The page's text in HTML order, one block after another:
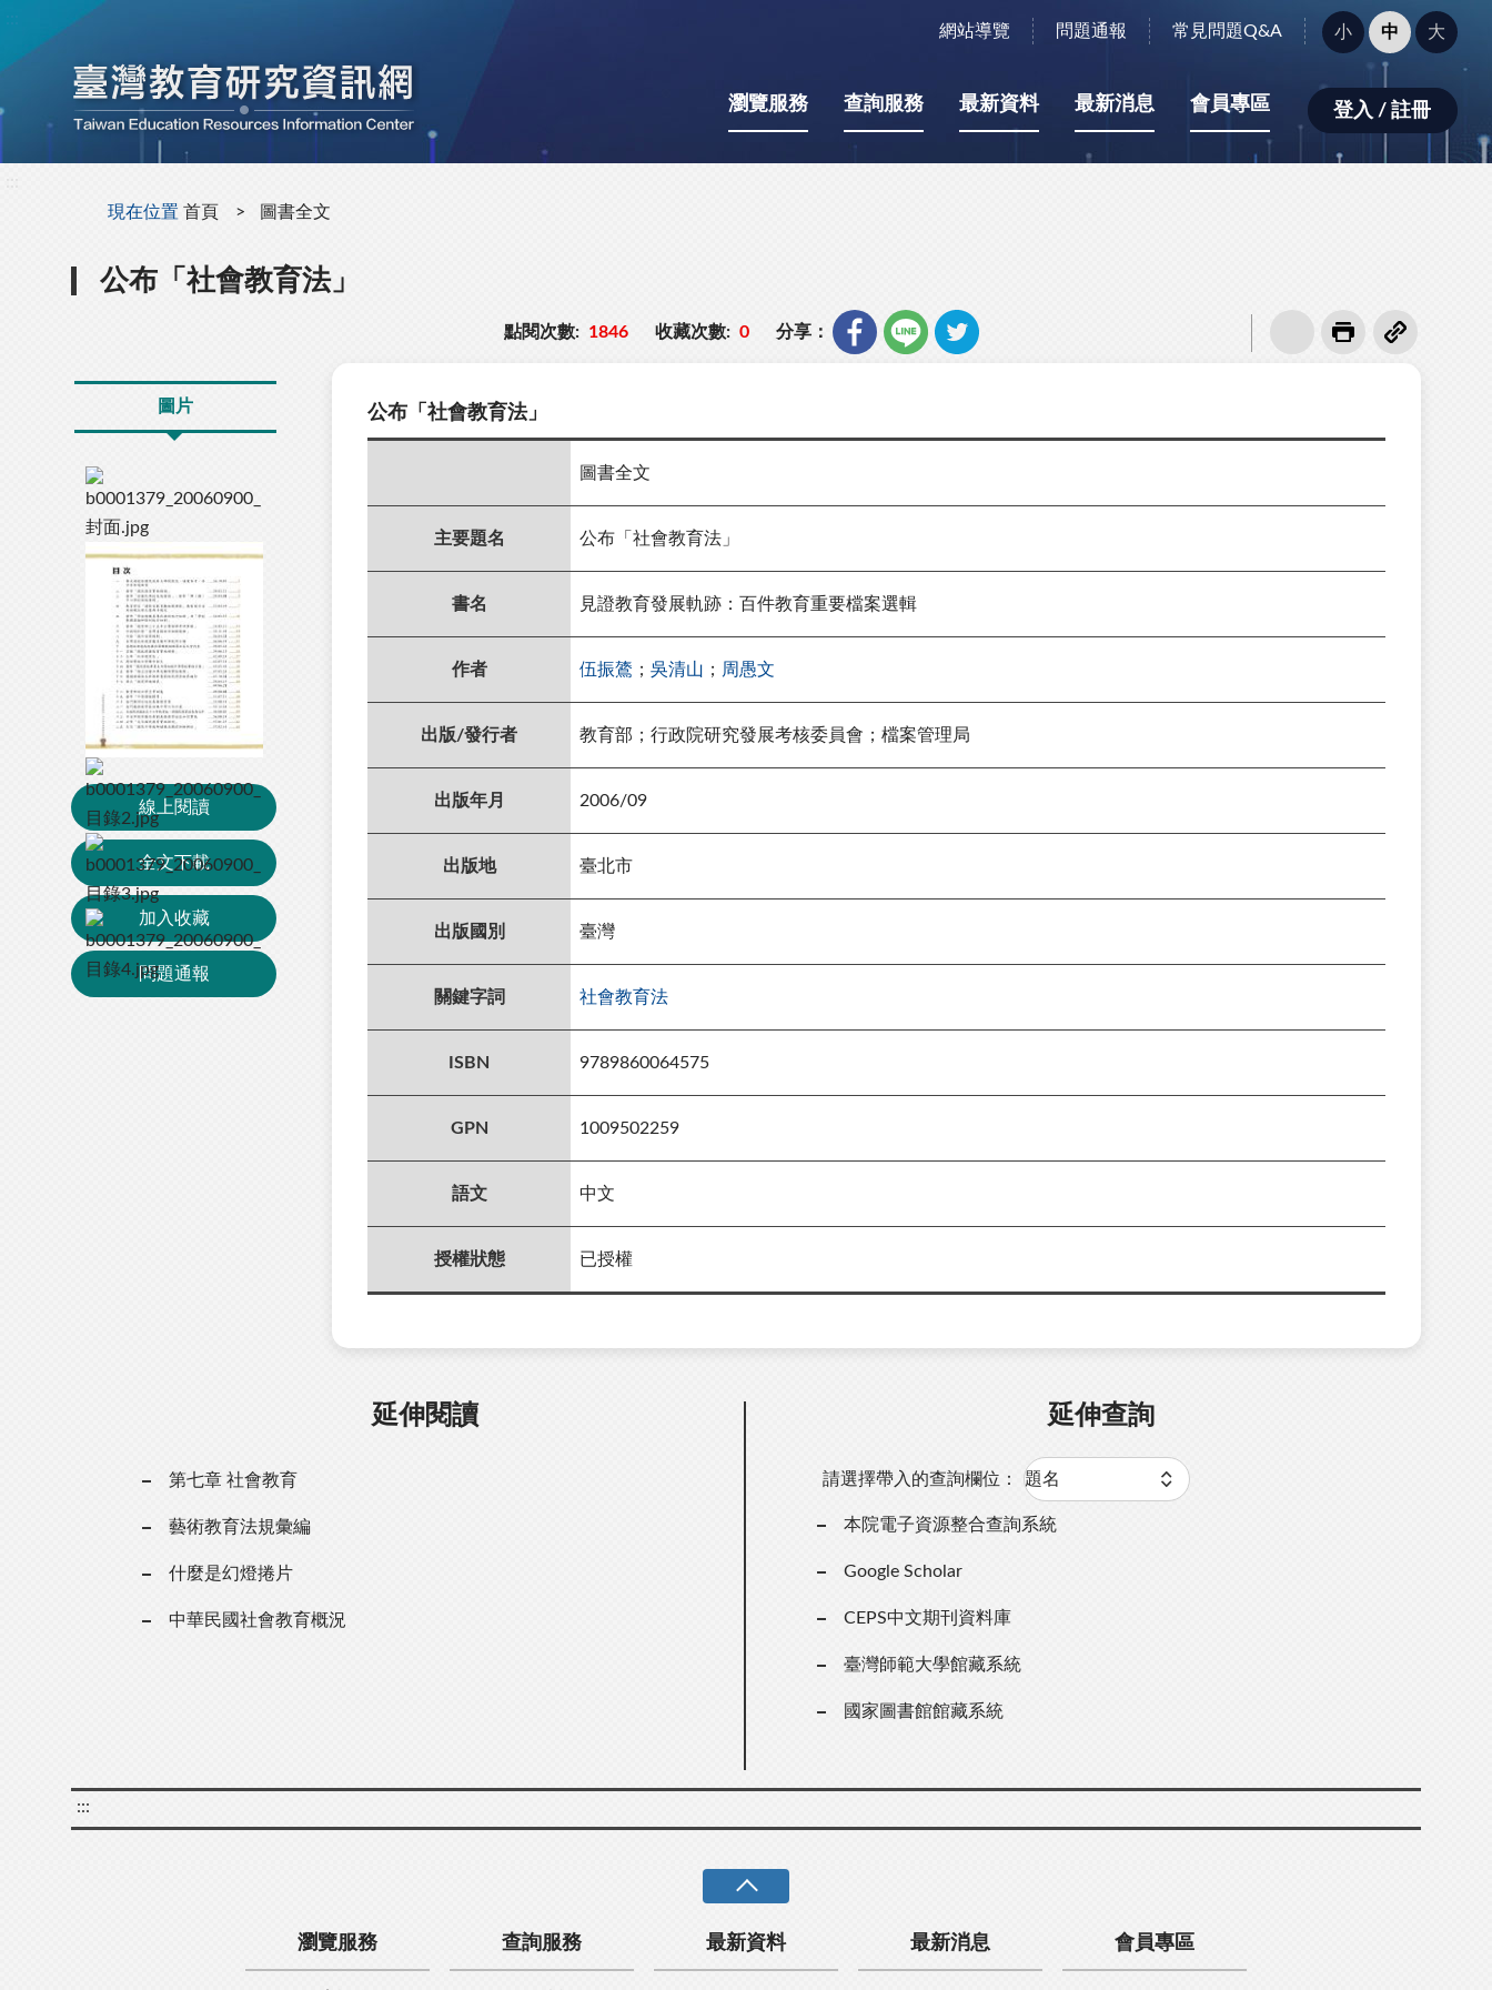
網站導覽 問題通報 常見問題Q&A
字
型
小：
小 中 大
瀏覽服務 查詢服務 最新資料 最新消息 會員專區 登入 / 註冊
現在位置 首頁 圖書全文
公布「社會教育法」
點閱次數: 1846 收藏次數: 0 分享：
圖片
線上閱讀
全文下載
加入收藏
問題通報
公布「社會教育法」
圖書全文
主要題名 公布「社會教育法」
書名 見證教育發展軌跡：百件教育重要檔案選輯
作者 伍振鷟 ； 吳清山 ； 周愚文
出版/發行者 教育部；行政院研究發展考核委員會；檔案管理局
出版年月 2006/09
出版地 臺北市
出版國別 臺灣
關鍵字詞 社會教育法
ISBN 9789860064575
GPN 1009502259
語文 中文
授權狀態 已授權
延伸閱讀
第七章 社會教育
藝術教育法規彙編
什麼是幻燈捲片
中華民國社會教育概況
延伸查詢
請選擇帶入的查詢欄位：
本院電子資源整合查詢系統
Google Scholar
CEPS中文期刊資料庫
臺灣師範大學館藏系統
國家圖書館館藏系統
:::
瀏覽服務 查詢服務 最新資料 最新消息 會員專區